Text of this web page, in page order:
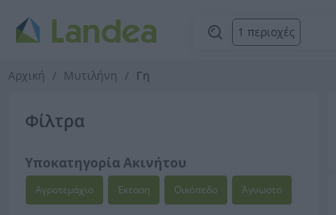
1 περιοχές
Αρχική Μυτιλήνη Γη
Φίλτρα
Υποκατηγορία Ακινήτου
Αγροτεμάχιο Έκταση Οικόπεδο Άγνωστο